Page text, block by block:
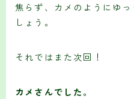
焦らず、カメのようにゆ
しょう。
それではまた次回！
カメさんでした。